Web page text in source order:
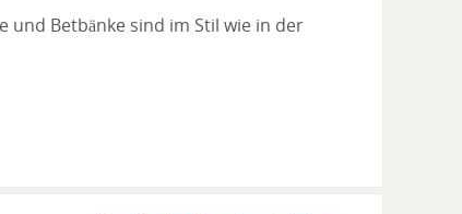
und Betbänke sind im Stil wie in der